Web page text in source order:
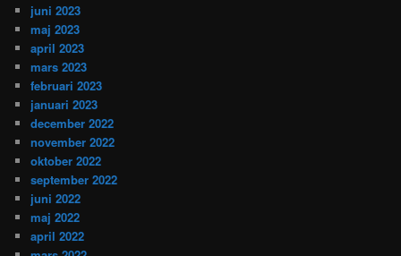
juni 2023
maj 2023
april 2023
mars 2023
februari 2023
januari 2023
december 2022
november 2022
oktober 2022
september 2022
juni 2022
maj 2022
april 2022